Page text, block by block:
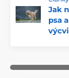
Jak
psa